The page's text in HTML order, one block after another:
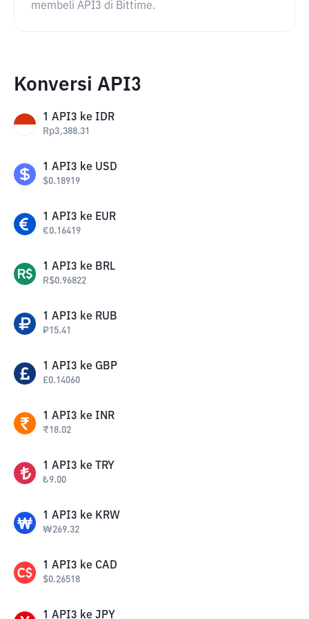
membeli API3 di Bittime.
Konversi API3
1 API3 ke IDR
Rp3,388.31
1 API3 ke USD
$0.18919
1 API3 ke EUR
€0.16419
1 API3 ke BRL
R$0.96822
1 API3 ke RUB
₽15.41
1 API3 ke GBP
£0.14060
1 API3 ke INR
₹18.02
1 API3 ke TRY
₺9.00
1 API3 ke KRW
₩269.32
1 API3 ke CAD
$0.26518
1 API3 ke JPY